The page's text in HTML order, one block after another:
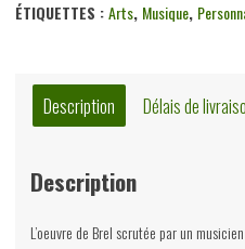
ÉTIQUETTES :Arts, Musique,
Description Délais de
Description
L’oeuvre de Brel scrutée par un